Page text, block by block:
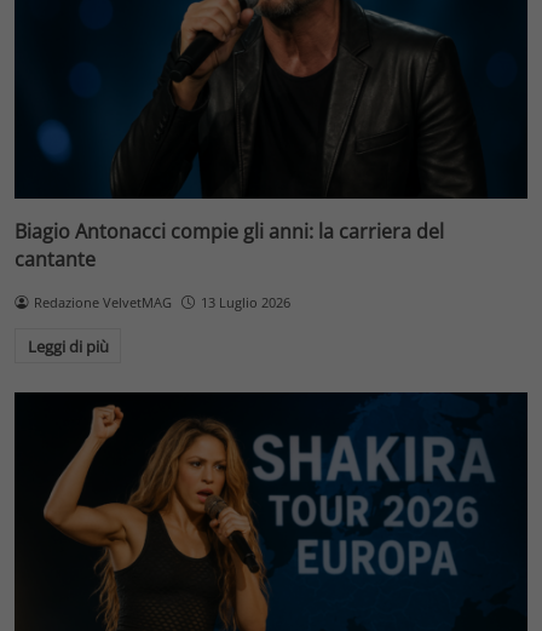
Biagio Antonacci compie gli anni: la carriera del
cantante
Redazione VelvetMAG 13 Luglio 2026
Leggi di più